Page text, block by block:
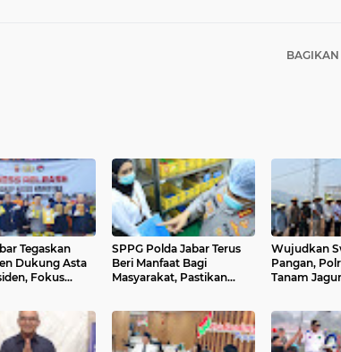
BAGIKAN
Tegaskan
Dukung Asta
Fokus
SPPG Polda Jabar Terus
Beri Manfaat Bagi
Masyarakat, Pastikan
Wujudkan
Pangan,
Tanam